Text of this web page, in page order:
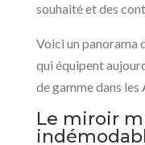
souhaité et des
Voici un panorama
qui équipent
de gamme dans
Le miroir